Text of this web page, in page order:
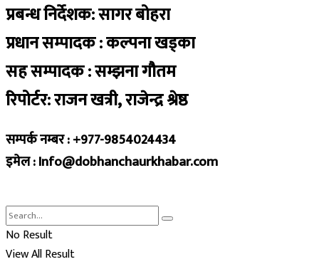
प्रबन्ध निर्देशक: सागर बोहरा
प्रधान सम्पादक : कल्पना खड्का
सह सम्पादक : सम्झना गौतम
रिपोर्टर: राजन खत्री, राजेन्द्र श्रेष्ठ
सम्पर्क नम्बर : +977-9854024434
इमेल : Info@dobhanchaurkhabar.com
No Result
View All Result